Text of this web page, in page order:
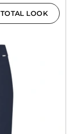
TOTAL LOOK